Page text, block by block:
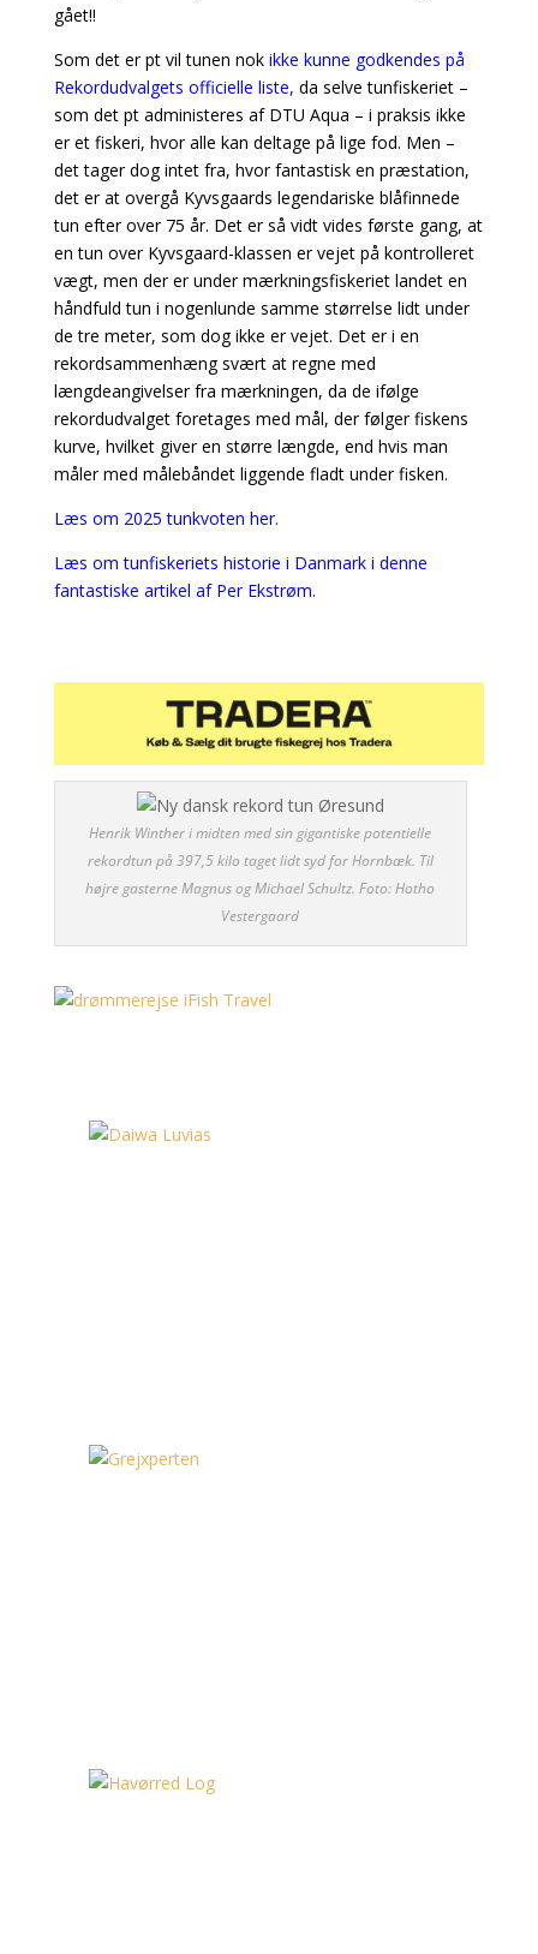
gået!!
Som det er pt vil tunen nok ikke kunne godkendes på
Rekordudvalgets officielle liste, da selve tunfiskeriet –
som det pt administeres af DTU Aqua – i praksis ikke
er et fiskeri, hvor alle kan deltage på lige fod. Men –
det tager dog intet fra, hvor fantastisk en præstation,
det er at overgå Kyvsgaards legendariske blåfinnede
tun efter over 75 år. Det er så vidt vides første gang, at
en tun over Kyvsgaard-klassen er vejet på kontrolleret
vægt, men der er under mærkningsfiskeriet landet en
håndfuld tun i nogenlunde samme størrelse lidt under
de tre meter, som dog ikke er vejet. Det er i en
rekordsammenhæng svært at regne med
længdeangivelser fra mærkningen, da de ifølge
rekordudvalget foretages med mål, der følger fiskens
kurve, hvilket giver en større længde, end hvis man
måler med målebåndet liggende fladt under fisken.
Læs om 2025 tunkvoten her.
Læs om tunfiskeriets historie i Danmark i denne
fantastiske artikel af Per Ekstrøm.
Henrik Winther i midten med sin gigantiske potentielle
rekordtun på 397,5 kilo taget lidt syd for Hornbæk. Til
højre gasterne Magnus og Michael Schultz. Foto: Hotho
Vestergaard